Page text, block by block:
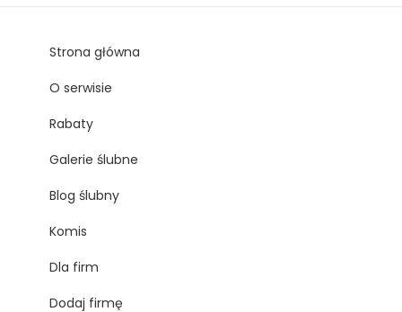
Strona główna
O serwisie
Rabaty
Galerie ślubne
Blog ślubny
Komis
Dla firm
Dodaj firmę